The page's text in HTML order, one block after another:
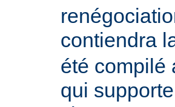
contiendra
été compilé
qui